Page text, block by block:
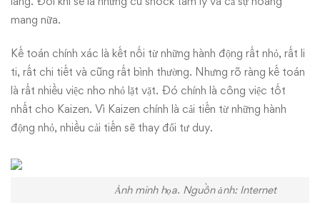
mang nữa.
Kế toán chính xác là kết nối từ những hành động rất nhỏ, rất li
ti, rất chi tiết và cũng rất bình thường. Nhưng rõ ràng kế toán
là rất nhiều việc nho nhỏ lặt vặt. Đó chính là công việc tốt
nhất cho Kaizen. Vì Kaizen chính là cải tiến từ những hành
động nhỏ, nhiều cải tiến sẽ thay đổi tư duy.
Ảnh minh họa. Nguồn ảnh: Internet